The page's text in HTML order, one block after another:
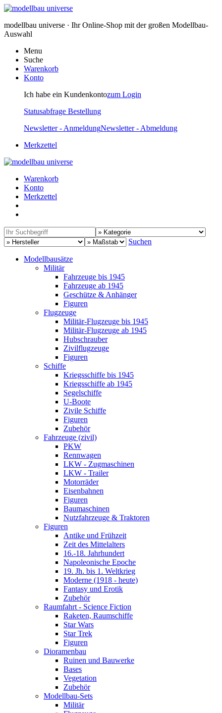
modellbau universe · Ihr Online-Shop mit der großen Modellbau-
Auswahl
Menu
Suche
Warenkorb
Konto
Ich habe ein Kundenkontozum Login
Statusabfrage Bestellung
Newsletter - AnmeldungNewsletter - Abmeldung
Merkzettel
Warenkorb
Konto
Merkzettel
Suchen
Modellbausätze
Militär
Fahrzeuge bis 1945
Fahrzeuge ab 1945
Geschütze & Anhänger
Figuren
Flugzeuge
Militär-Flugzeuge bis 1945
Militär-Flugzeuge ab 1945
Hubschrauber
Zivilflugzeuge
Figuren
Schiffe
Kriegsschiffe bis 1945
Kriegsschiffe ab 1945
Segelschiffe
U-Boote
Zivile Schiffe
Figuren
Zubehör
Fahrzeuge (zivil)
PKW
Rennwagen
LKW - Zugmaschinen
LKW - Trailer
Motorräder
Eisenbahnen
Figuren
Baumaschinen
Nutzfahrzeuge & Traktoren
Figuren
Antike und Frühzeit
Zeit des Mittelalters
16.-18. Jahrhundert
Napoleonische Epoche
19. Jh. bis 1. Weltkrieg
Moderne (1918 - heute)
Fantasy und Erotik
Zubehör
Raumfahrt - Science Fiction
Raketen, Raumschiffe
Star Wars
Star Trek
Figuren
Dioramenbau
Ruinen und Bauwerke
Bases
Vegetation
Zubehör
Modellbau-Sets
Militär